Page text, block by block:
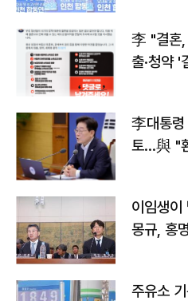
李 "결혼,
출·청약 '
李대통령
토…與 "
이임생
몽규, 홍
주유소